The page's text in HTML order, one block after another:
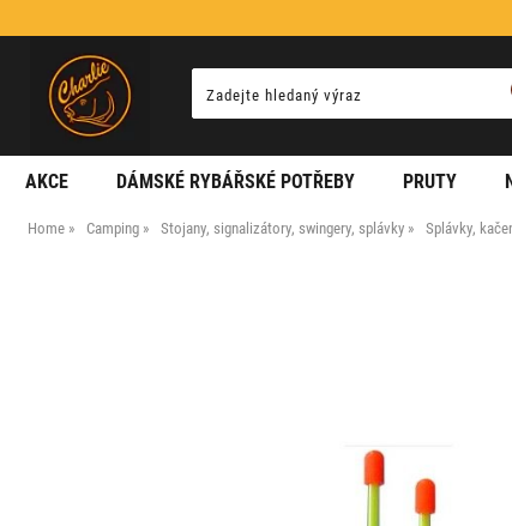
AKCE DÁMSKÉ RYBÁŘSKÉ POTŘEBY PRUTY
Home Camping Stojany, signalizátory, swingery, splávky Splávky,